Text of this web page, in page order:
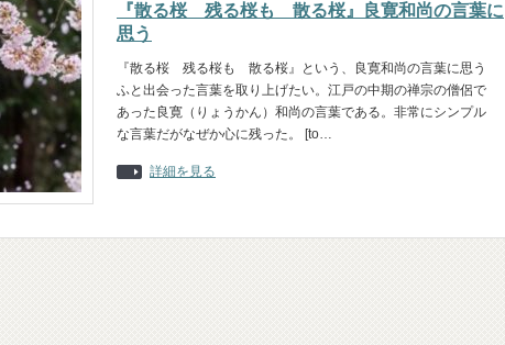
『散る桜 残る桜も 散る桜』良寛和尚の言葉に
思う
『散る桜 残る桜も 散る桜』という、良寛和尚の言葉に思う
ふと出会った言葉を取り上げたい。江戸の中期の禅宗の僧侶で
あった良寛（りょうかん）和尚の言葉である。非常にシンプル
な言葉だがなぜか心に残った。 [to…
詳細を見る